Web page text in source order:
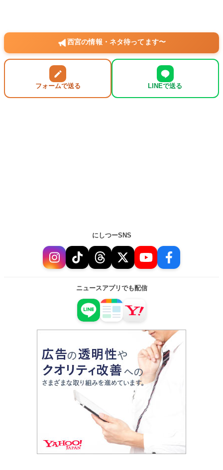
西宮の情報・ネタ待ってます〜
フォームで送る LINEで送る
にしつーSNS
ニュースアプリでも配信